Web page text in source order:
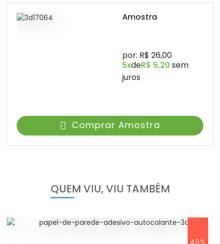
Amostra
por: R$ 26,00
5xdeR$ 5,20 sem
juros
Comprar Amostra
QUEM VIU, VIU TAMBÉM